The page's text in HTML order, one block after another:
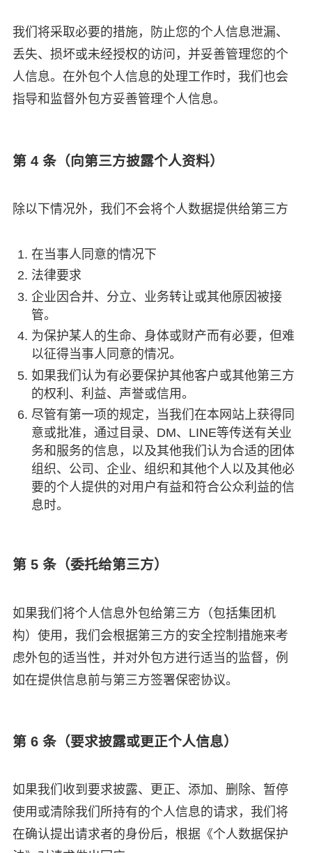
我们将采取必要的措施，防止您的个人信息泄漏、
丢失、损坏或未经授权的访问，并妥善管理您的个
人信息。在外包个人信息的处理工作时，我们也会
指导和监督外包方妥善管理个人信息。
第 4 条（向第三方披露个人资料）
除以下情况外，我们不会将个人数据提供给第三方
在当事人同意的情况下
法律要求
企业因合并、分立、业务转让或其他原因被接
管。
为保护某人的生命、身体或财产而有必要，但难
以征得当事人同意的情况。
如果我们认为有必要保护其他客户或其他第三方
的权利、利益、声誉或信用。
尽管有第一项的规定，当我们在本网站上获得同
意或批准，通过目录、DM、LINE等传送有关业
务和服务的信息，以及其他我们认为合适的团体
组织、公司、企业、组织和其他个人以及其他必
要的个人提供的对用户有益和符合公众利益的信
息时。
第 5 条（委托给第三方）
如果我们将个人信息外包给第三方（包括集团机
构）使用，我们会根据第三方的安全控制措施来考
虑外包的适当性，并对外包方进行适当的监督，例
如在提供信息前与第三方签署保密协议。
第 6 条（要求披露或更正个人信息）
如果我们收到要求披露、更正、添加、删除、暂停
使用或清除我们所持有的个人信息的请求，我们将
在确认提出请求者的身份后，根据《个人数据保护